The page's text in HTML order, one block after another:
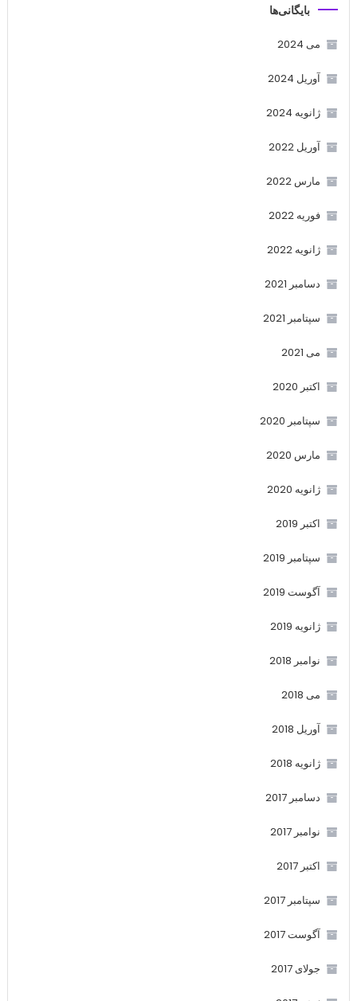
بایگانی‌ها
می 2024
آوریل 2024
ژانویه 2024
آوریل 2022
مارس 2022
فوریه 2022
ژانویه 2022
دسامبر 2021
سپتامبر 2021
می 2021
اکتبر 2020
سپتامبر 2020
مارس 2020
ژانویه 2020
اکتبر 2019
سپتامبر 2019
آگوست 2019
ژانویه 2019
نوامبر 2018
می 2018
آوریل 2018
ژانویه 2018
دسامبر 2017
نوامبر 2017
اکتبر 2017
سپتامبر 2017
آگوست 2017
جولای 2017